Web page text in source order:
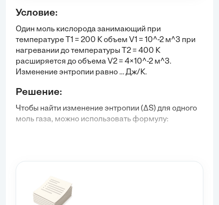
Условие:
Один моль кислорода занимающий при
температуре Т1 = 200 К объем V1 = 10^-2 м^3 при
нагревании до температуры Т2 = 400 К
расширяется до объема V2 = 4×10^-2 м^3.
Изменение энтропии равно … Дж/К.
Решение:
Чтобы найти изменение энтропии (ΔS) для одного
моль газа, можно использовать формулу:
где:
R = 8.314 Дж/(моль·К) (газовая постоянная),
C_v = 3/2 * R для одноатомного газа (в данном